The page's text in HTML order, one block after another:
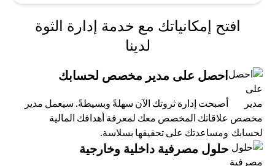
افتح إمكانياتك مع خدمة إدارة الثوة
لدينا
احصل على مدير مخصص لحسابك
أصبحت إدارة ثروتك الآن سهلةً وبسيطةً. سيعمل مدير
علاقاتك المخصص معك لمعرفة أهدافك المالية
ومساعدتك على تحقيقها بسلاسة.
حلول مصرفية داخلية وخارجية